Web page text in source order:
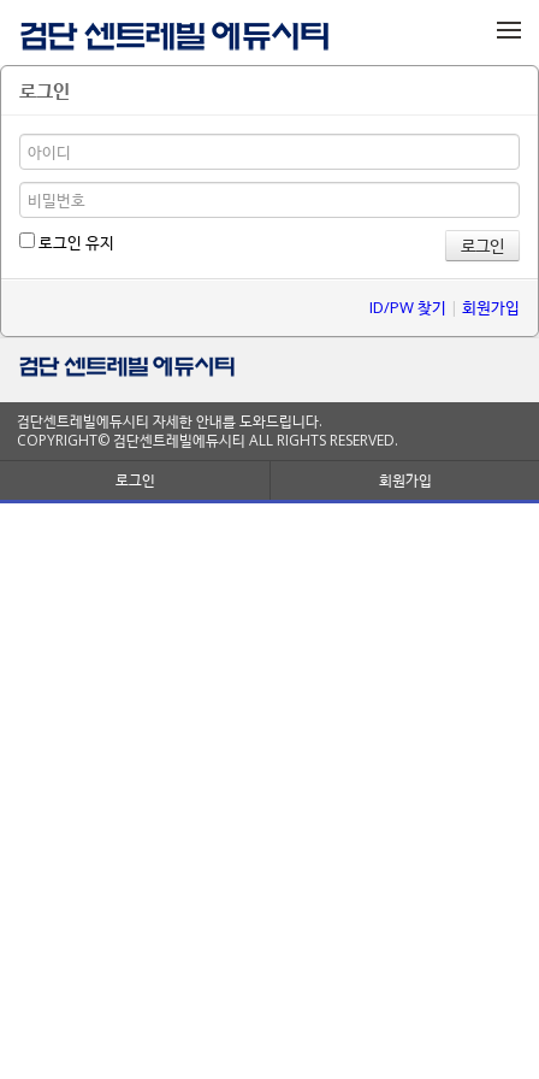
로그인
로그인 유지
ID/PW 찾기 | 회원가입
검단센트레빌에듀시티 자세한 안내를 도와드립니다.
COPYRIGHT© 검단센트레빌에듀시티 ALL RIGHTS RESERVED.
로그인
회원가입